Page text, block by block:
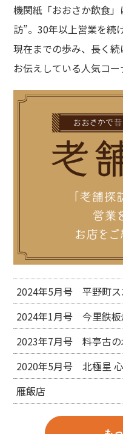
機関紙「おおさか飲食
訪”。30年以上営業を続
現在までの歩み、長く
お伝えしている人気コー
2024年5月号 平野町ス
2024年1月号 今里鉄板
2023年7月号 料亭古の
2020年5月号 北極星
雁飯店